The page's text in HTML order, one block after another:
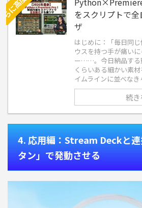
をスクリプトで
ザ
はじめに：「毎日同
ウスを持つ手が痛い
ー……。今日納品する
くらいある細かい素
イムラインに並べな
続き
4. 応用編：Stream Deckと
タン」で発動させる